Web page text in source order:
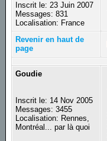
Inscrit le: 23 Juin 2007
Messages: 831
Localisation: France
Revenir en haut de
page
Goudie
Inscrit le: 14 Nov 2005
Messages: 3455
Localisation: Rennes,
Montréal... par là quoi